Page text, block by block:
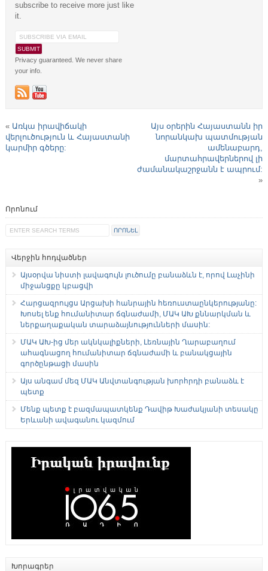
subscribe to receive more just like
it.
Privacy guaranteed. We never share
your info.
« Առկա իրավիճակի
վերլուծություն և Հայաստանի
կարմիր գծերը:
Այս օրերին Հայաստանն իր
նորանկախ պատմության
ամենաբարդ,
մարտահրավերներով լի
ժամանակաշրջանն է ապրում:
»
Որոնում
Վերջին հոդվածներ
Այսօրվա նիստի լավագույն լուծումը բանաձևն է, որով Լաչինի
միջանցքը կբացվի
Հարցազրույցս Արցախի հանրային հեռուստաընկերությանը:
Խոսել ենք հումանիտար ճգնաժամի, ՄԱԿ ԱԽ քննարկման և
ներքաղաքական տարաձայնությունների մասին:
ՄԱԿ ԱԽ-ից մեր ակնկալիքների, Լեռնային Ղարաբաղում
ահագնացող հումանիտար ճգնաժամի և բանակցային
գործընթացի մասին
Այս անգամ մեզ ՄԱԿ Անվտանգության խորհրդի բանաձև է
պետք
Մենք պետք է բազմապատկենք Դավիթ Խաժակյանի տեսակը
Երևանի ավագանու կազմում
Խորագրեր